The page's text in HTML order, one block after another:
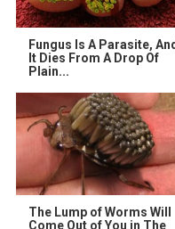
Fungus Is A Parasite, And
It Dies From A Drop Of
Plain...
The Lump of Worms Will
Come Out of You in The